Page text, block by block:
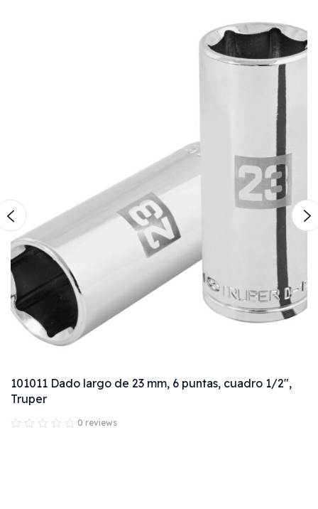
101011 Dado largo de 23 mm, 6 puntas, cuadro 1/2",
Truper
0 reviews